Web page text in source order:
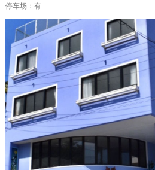
停车场：有